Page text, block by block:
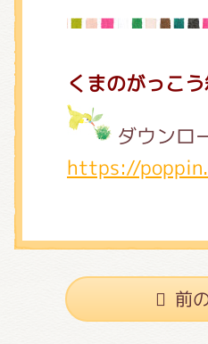
くまのがっこ
ダウンロ
https://
前